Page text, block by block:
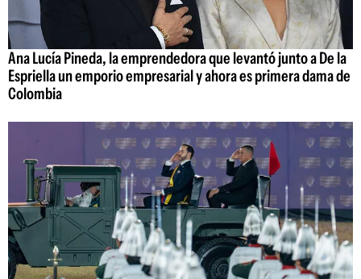
Ana Lucía Pineda, la emprendedora que levantó junto a De la
Espriella un emporio empresarial y ahora es primera dama de
Colombia